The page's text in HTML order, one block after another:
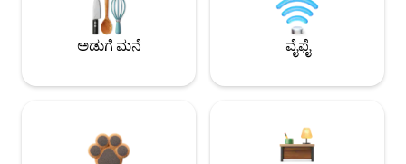
ಅಡುಗೆ ಮನೆ ವೈಫೈ